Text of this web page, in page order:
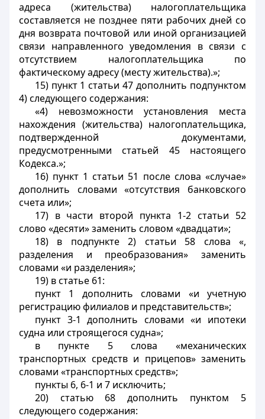
адреса (жительства) налогоплательщика
составляется не позднее пяти рабочих дней со
дня возврата почтовой или иной организацией
связи направленного уведомления в связи с
отсутствием налогоплательщика по
фактическому адресу (месту жительства).»;
15) пункт 1 статьи 47 дополнить подпунктом
4) следующего содержания:
«4) невозможности установления места
нахождения (жительства) налогоплательщика,
подтвержденной документами,
предусмотренными статьей 45 настоящего
Кодекса.»;
16) пункт 1 статьи 51 после слова «случае»
дополнить словами «отсутствия банковского
счета или»;
17) в части второй пункта 1-2 статьи 52
слово «десяти» заменить словом «двадцати»;
18) в подпункте 2) статьи 58 слова «,
разделения и преобразования» заменить
словами «и разделения»;
19) в статье 61:
пункт 1 дополнить словами «и учетную
регистрацию филиалов и представительств»;
пункт 3-1 дополнить словами «и ипотеки
судна или строящегося судна»;
в пункте 5 слова «механических
транспортных средств и прицепов» заменить
словами «транспортных средств»;
пункты 6, 6-1 и 7 исключить;
20) статью 68 дополнить пунктом 5
следующего содержания: